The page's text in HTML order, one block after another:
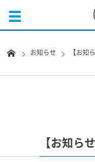
お知らせ 【お知
【お知ら